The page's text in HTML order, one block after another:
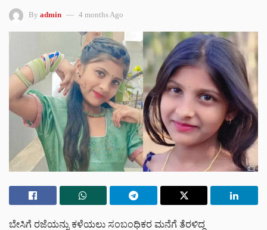
By admin 4 months Ago
ಬೇಸಿಗೆ ರಜೆಯನ್ನು ಕಳೆಯಲು ಸಂಬಂಧಿಕರ ಮನೆಗೆ ತೆರಳಿದ್ದ